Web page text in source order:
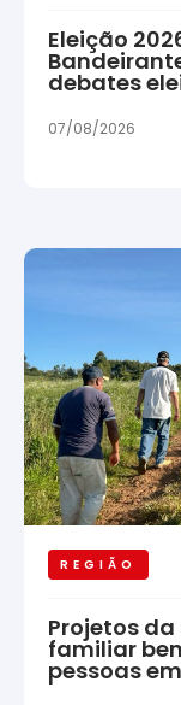
Eleição
debates
07/08/2026
REGIÃO
Projetos
familiar
pessoas